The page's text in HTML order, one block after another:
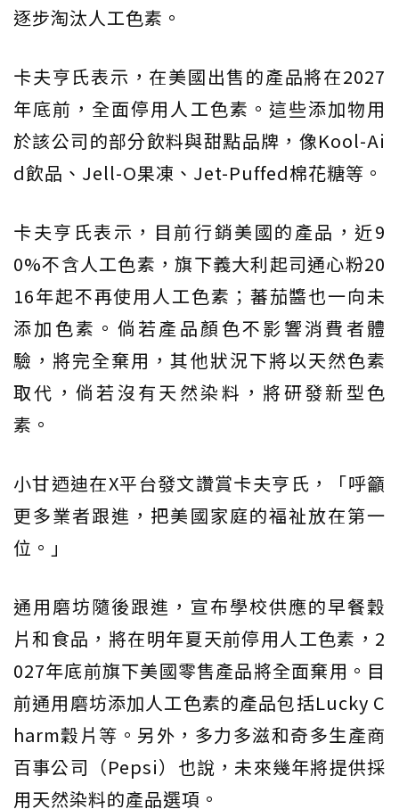
逐步淘汰人工色素。
卡夫亨氏表示，在美國出售的產品將在2027
年底前，全面停用人工色素。這些添加物用
於該公司的部分飲料與甜點品牌，像Kool-Ai
d飲品、Jell-O果凍、Jet-Puffed棉花糖等。
卡夫亨氏表示，目前行銷美國的產品，近9
0%不含人工色素，旗下義大利起司通心粉20
16年起不再使用人工色素；蕃茄醬也一向未
添加色素。倘若產品顏色不影響消費者體
驗，將完全棄用，其他狀況下將以天然色素
取代，倘若沒有天然染料，將研發新型色
素。
小甘迺迪在X平台發文讚賞卡夫亨氏，「呼籲
更多業者跟進，把美國家庭的福祉放在第一
位。」
通用磨坊隨後跟進，宣布學校供應的早餐穀
片和食品，將在明年夏天前停用人工色素，2
027年底前旗下美國零售產品將全面棄用。目
前通用磨坊添加人工色素的產品包括Lucky C
harm穀片等。另外，多力多滋和奇多生產商
百事公司（Pepsi）也說，未來幾年將提供採
用天然染料的產品選項。